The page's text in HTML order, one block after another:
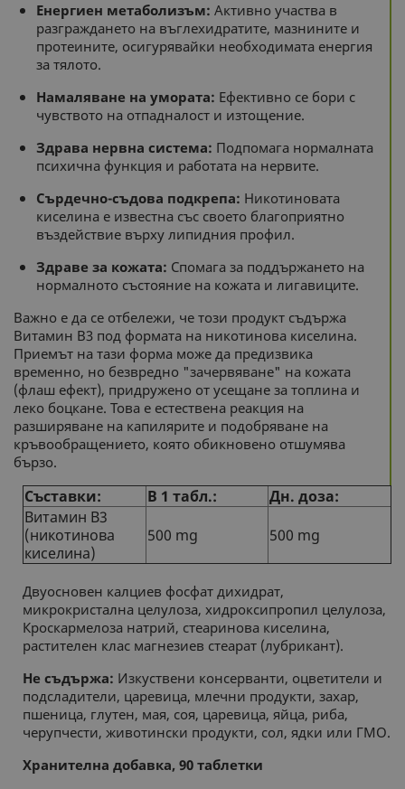
Енергиен метаболизъм: Активно участва в
разграждането на въглехидратите, мазнините и
протеините, осигурявайки необходимата енергия
за тялото.
Намаляване на умората: Ефективно се бори с
чувството на отпадналост и изтощение.
Здрава нервна система: Подпомага нормалната
психична функция и работата на нервите.
Сърдечно-съдова подкрепа: Никотиновата
киселина е известна със своето благоприятно
въздействие върху липидния профил.
Здраве за кожата: Спомага за поддържането на
нормалното състояние на кожата и лигавиците.
Важно е да се отбележи, че този продукт съдържа
Витамин B3 под формата на никотинова киселина.
Приемът на тази форма може да предизвика
временно, но безвредно "зачервяване" на кожата
(флаш ефект), придружено от усещане за топлина и
леко боцкане. Това е естествена реакция на
разширяване на капилярите и подобряване на
кръвообращението, която обикновено отшумява
бързо.
Съставки: В 1 табл.:
Дн. доза:
Витамин В3
(никотинова
киселина)
500 mg 500 mg
Двуосновен калциев фосфат дихидрат,
микрокристална целулоза, хидроксипропил целулоза,
Кроскармелоза натрий, стеаринова киселина,
растителен клас магнезиев стеарат (лубрикант).
Не съдържа: Изкуствени консерванти, оцветители и
подсладители, царевица, млечни продукти, захар,
пшеница, глутен, мая, соя, царевица, яйца, риба,
черупчести, животински продукти, сол, ядки или ГМО.
Хранителна добавка, 90 таблетки